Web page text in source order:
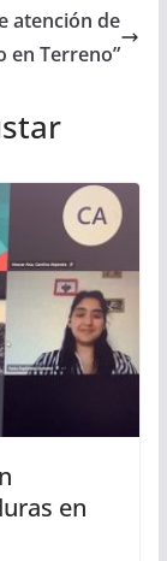
atención de
en Terreno”
en